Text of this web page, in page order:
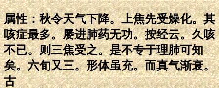
属性：秋令天气下降。上焦先受燥化。其
咳症最多。屡进肺药无功。按经云。久咳
不已。则三焦受之。是不专于理肺可知
矣。六旬又三。形体虽充。而真气渐衰。
古